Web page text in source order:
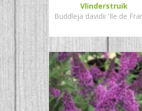
Vlinderstruik
Buddleja davidii 'Ile de